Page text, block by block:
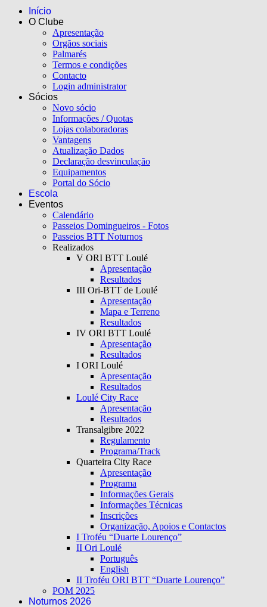
Início
O Clube
Apresentação
Orgãos sociais
Palmarés
Termos e condições
Contacto
Login administrator
Sócios
Novo sócio
Informações / Quotas
Lojas colaboradoras
Vantagens
Atualização Dados
Declaração desvinculação
Equipamentos
Portal do Sócio
Escola
Eventos
Calendário
Passeios Domingueiros - Fotos
Passeios BTT Noturnos
Realizados
V ORI BTT Loulé
Apresentação
Resultados
III Ori-BTT de Loulé
Apresentação
Mapa e Terreno
Resultados
IV ORI BTT Loulé
Apresentação
Resultados
I ORI Loulé
Apresentação
Resultados
Loulé City Race
Apresentação
Resultados
Transalgibre 2022
Regulamento
Programa/Track
Quarteira City Race
Apresentação
Programa
Informações Gerais
Informações Técnicas
Inscrições
Organização, Apoios e Contactos
I Troféu “Duarte Lourenço”
II Ori Loulé
Português
English
II Troféu ORI BTT “Duarte Lourenço”
POM 2025
Noturnos 2026